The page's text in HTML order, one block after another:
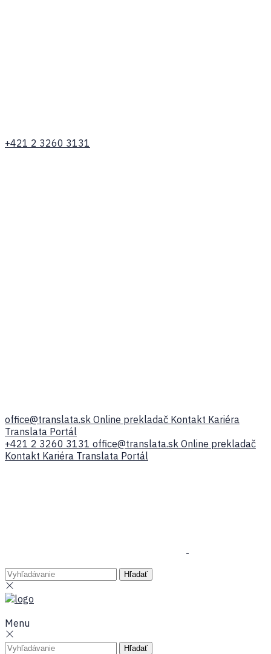
+421 2 3260 3131
office@translata.sk Online prekladač Kontakt Kariéra
Translata Portál
+421 2 3260 3131 office@translata.sk Online prekladač
Kontakt Kariéra Translata Portál
Menu